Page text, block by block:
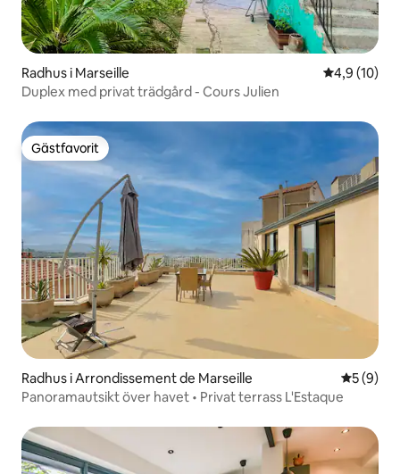
Radhus i Marseille 4,9 av 5 i
4,9 (10)
Duplex med privat trädgård - Cours Julien
Gästfavorit
Gästfavorit
Radhus i Arrondissement de Marseille 5 av 5 i
5 (9)
Panoramautsikt över havet • Privat terrass L'Estaque